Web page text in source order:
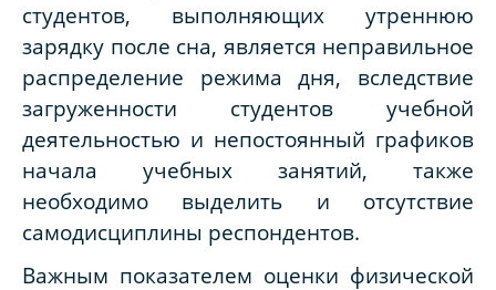
студентов, выполняющих утреннюю
зарядку после сна, является неправильное
распределение режима дня, вследствие
загруженности студентов учебной
деятельностью и непостоянный графиков
начала учебных занятий, также
необходимо выделить и отсутствие
самодисциплины респондентов.
Важным показателем оценки физической